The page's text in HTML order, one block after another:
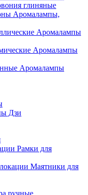
глиняные
Аромалампы,
Аромалампы
Аромалампы
Аромалампы
Дзи
Рамки для
Маятники для
ручные